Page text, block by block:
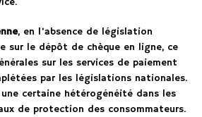
, en l’absence de législation
sur le dépôt de chèque en ligne, ce
sur les services de paiement
par les législations nationales.
certaine hétérogénéité dans les
de protection des consommateurs.